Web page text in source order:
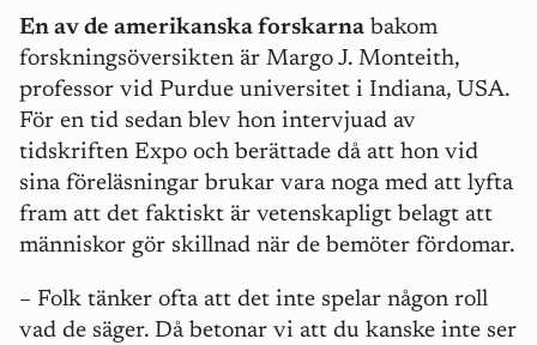
En av de amerikanska forskarna bakom
forskningsöversikten är Margo J. Monteith,
professor vid Purdue universitet i Indiana, USA.
För en tid sedan blev hon intervjuad av
tidskriften Expo och berättade då att hon vid
sina föreläsningar brukar vara noga med att lyfta
fram att det faktiskt är vetenskapligt belagt att
människor gör skillnad när de bemöter fördomar.
– Folk tänker ofta att det inte spelar någon roll
vad de säger. Då betonar vi att du kanske inte ser